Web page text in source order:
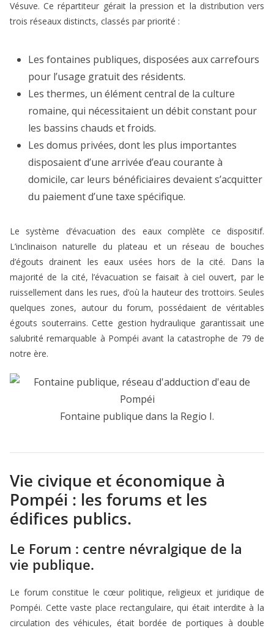
Vésuve. Ce répartiteur gérait la pression et la distribution vers
trois réseaux distincts, classés par priorité :
Les fontaines publiques, disposées aux carrefours
pour l’usage gratuit des résidents.
Les thermes, un élément central de la culture
romaine, qui nécessitaient un débit constant pour
les bassins chauds et froids.
Les domus privées, dont les plus importantes
disposaient d’une arrivée d’eau courante à
domicile, car leurs bénéficiaires devaient s’acquitter
du paiement d’une taxe spécifique.
Le système d’évacuation des eaux complète ce dispositif.
L’inclinaison naturelle du plateau et un réseau de bouches
d’égouts drainent les eaux usées hors de la cité. Dans la
majorité de la cité, l’évacuation se faisait à ciel ouvert, par le
ruissellement dans les rues, d’où la hauteur des trottoirs. Seules
quelques zones, autour du forum, possédaient de véritables
égouts souterrains. Cette gestion hydraulique garantissait une
salubrité remarquable à Pompéi avant la catastrophe de 79 de
notre ère.
Fontaine publique dans la Regio I.
Vie civique et économique à
Pompéi : les forums et les
édifices publics.
Le Forum : centre névralgique de la
vie publique.
Le forum constitue le cœur politique, religieux et juridique de
Pompéi. Cette vaste place rectangulaire, qui était interdite à la
circulation des véhicules, était bordée de portiques à double